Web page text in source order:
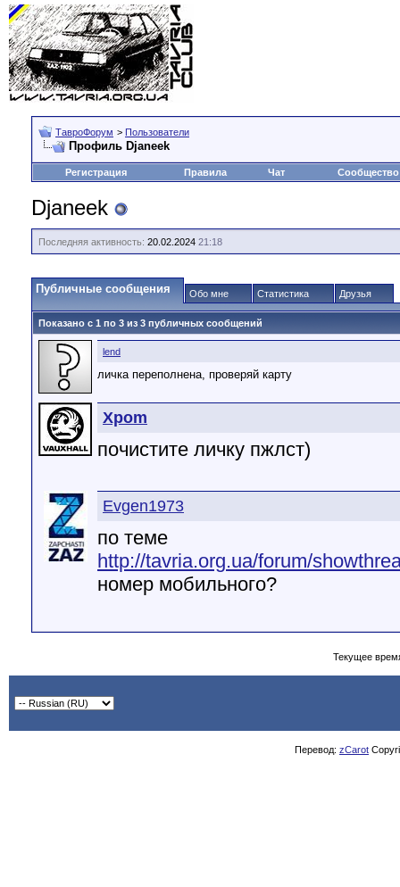
ТавроФорум > Пользователи
Профиль Djaneek
Регистрация Правила Чат Сообщество
Djaneek
Последняя активность: 20.02.2024 21:18
Публичные сообщения Обо мне Статистика Друзья
Показано с 1 по 3 из 3 публичных сообщений
lend
личка переполнена, проверяй карту
Xpom
почистите личку пжлст)
Evgen1973
по теме
http://tavria.org.ua/forum/
номер мобильного?
Текущее
Перевод: zCarot